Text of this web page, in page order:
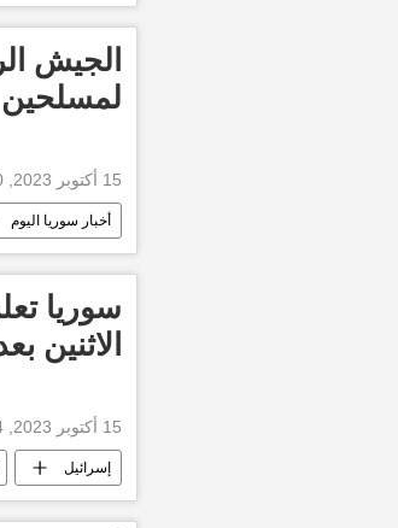
طوفان الأقصى
الجيش
15 أكتوبر 2023, 19:50 GMT
أخبار سوريا اليوم
سوريا
الاثنين
15 أكتوبر 2023, 19:34 GMT
إسرائيل
طوفان الأقصى